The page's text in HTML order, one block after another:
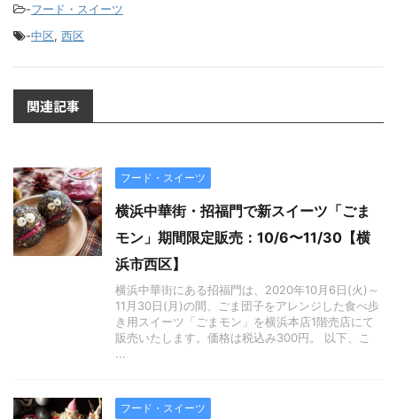
-フード・スイーツ
-中区, 西区
関連記事
フード・スイーツ
横浜中華街・招福門で新スイーツ「ごま
モン」期間限定販売：10/6〜11/30【横
浜市西区】
横浜中華街にある招福門は、2020年10月6日(火)～
11月30日(月)の間、ごま団子をアレンジした食べ歩
き用スイーツ「ごまモン」を横浜本店1階売店にて
販売いたします。価格は税込み300円。 以下、こ
...
フード・スイーツ